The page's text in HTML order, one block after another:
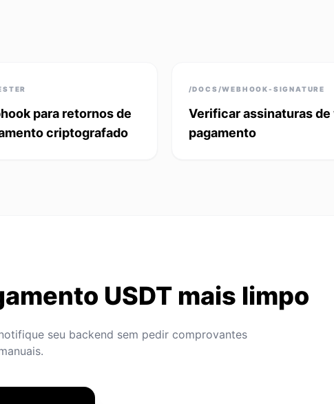
para retornos de
criptografado
/DOCS/WEBHOOK-SIGNATURE
Verificar assinaturas de
pagamento
USDT mais limpo
seu backend sem pedir comprovantes